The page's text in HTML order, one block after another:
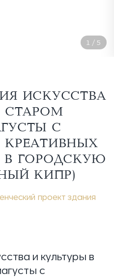
2 / 5
ИСКУССТВА
СТАРОМ
С
КРЕАТИВНЫХ
В ГОРОДСКУЮ
КИПР)
проект здания
и культуры в
с